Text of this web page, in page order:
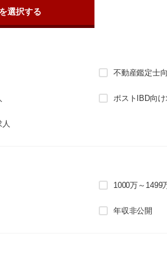
選択する
不動産鑑定士
ポストIBD向け
1000万～1499
年収非公開